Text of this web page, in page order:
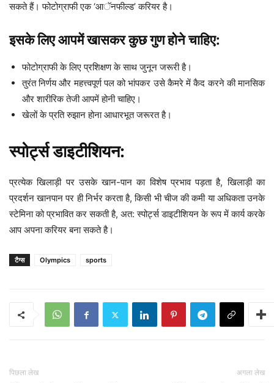
सकते हैं। फोटोग्राफी एक ‘आॅनफील्ड’ करियर है।
इसके लिए आपमें खासकर कुछ गुण होने चाहिए:
फोटोग्राफी के लिए प्रशिक्षण के साथ जुनून जरूरी है।
तुरंत निर्णय और महत्त्वपूर्ण पल को भांपकर उसे कैमरे में कैद करने की मानसिक
और शारीरिक तेजी आपमें होनी चाहिए।
खेलों के प्रति रुझान होना आधारभूत जरूरत है।
स्पोर्ट्स डाइटीशियन:
प्रत्येक खिलाड़ी पर उसके खान-पान का विशेष प्रभाव पड़ता है, खिलाड़ी का
प्रदर्शन खानपान पर ही निर्भर करता है, किसी भी चीज की कमी या अधिकता उनके
स्टेमिना को प्रभावित कर सकती है, अत: स्पोर्ट्स डाइटीशियन के रूप में कार्य करके
आप अपना करियर बना सकते है।
टैग्स Olympics sports
पिछला लेख अगला लेख